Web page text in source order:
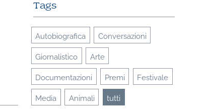
Tags
Autobiografica Conversazioni
Giornalistico Arte
Documentazioni Premi Festivale
Media Animali tutti